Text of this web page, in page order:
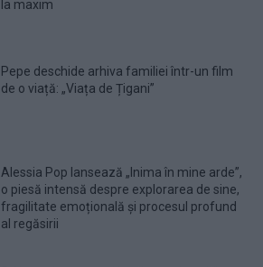
la maxim
Pepe deschide arhiva familiei într-un film
de o viață: „Viața de Țigani”
Alessia Pop lansează „Inima în mine arde”,
o piesă intensă despre explorarea de sine,
fragilitate emoțională și procesul profund
al regăsirii